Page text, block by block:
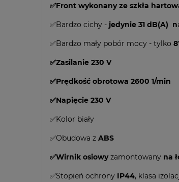
✅Front wykonany ze szkła
✅Bardzo cichy - jedynie 31 dB(A) n
✅Bardzo mały pobór mocy - tylko
✅Zasilanie 230 V
✅Prędkość obrotowa 2600 1/min
✅Napięcie 230 V
✅Kolor biały
✅Obudowa z ABS
✅Wirnik osiowyzamontowany na
✅Stopień ochrony IP44, klasa